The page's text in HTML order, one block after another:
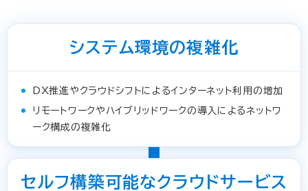
システム環境の複雑化
DX推進やクラウドシフトによるインターネット利用の増加
リモートワークやハイブリッドワークの導入によるネットワ
ーク構成の複雑化
セルフ構築可能なクラウドサービス